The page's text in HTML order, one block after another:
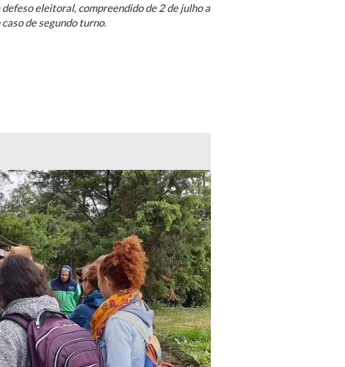
eleitoral, compreendido de 2 de julho a
de segundo turno.